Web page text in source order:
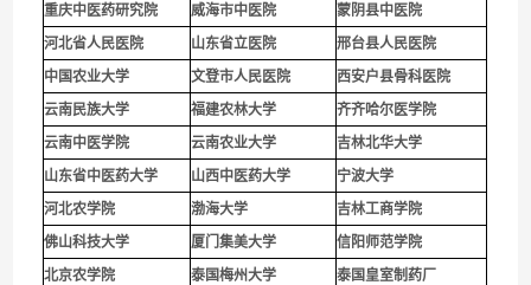
重庆中医药研究院 威海市中医院
蒙阴县中医院
河北省人民医院
山东省立医院
邢台县人民医院
中国农业大学
文登市人民医院
西安户县骨科医院
云南民族大学
福建农林大学
齐齐哈尔医学院
云南中医学院
云南农业大学
吉林北华大学
山东省中医药大学
山西中医药大学
宁波大学
河北农学院
渤海大学
吉林工商学院
佛山科技大学
厦门集美大学
信阳师范学院
北京农学院
泰国梅州大学
泰国皇室制药厂